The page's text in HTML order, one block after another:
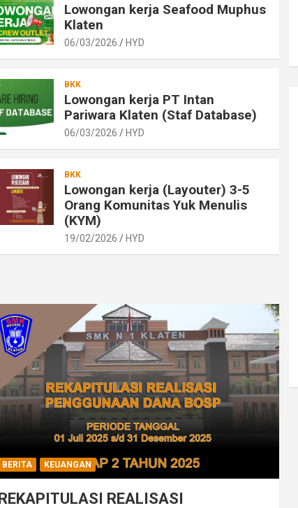
Lowongan kerja Seafood Muphus
Klaten
06/03/2026 HYD
BKK
Lowongan kerja PT Intan
Pariwara Klaten (Staf Database)
06/03/2026 HYD
BKK
Lowongan kerja (Layouter) 3-5
Orang Komunitas Yuk Menulis
(KYM)
19/02/2026 HYD
BERITA KEUANGAN
REKAPITULASI REALISASI